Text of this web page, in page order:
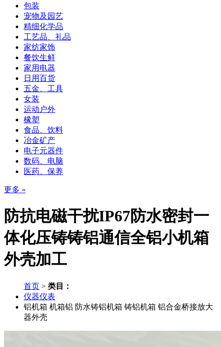
包装
宠物及园艺
精细化学品
工艺品、礼品
家纺家饰
餐饮生鲜
家用电器
日用百货
五金、工具
女装
运动户外
橡塑
食品、饮料
冶金矿产
电子元器件
数码、电脑
医药、保养
更多 »
防抗电磁干扰IP67防水密封一
体化压铸铸铝通信全铝小机箱
外壳加工
首页 > 类目：
仪器仪表
铝机箱 机箱铝 防水铸铝机箱 铸铝机箱 铝合金桥接放大
器外壳